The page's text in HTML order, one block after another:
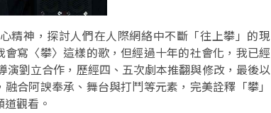
精神，探討人們在人際網絡中不斷「往上攀」的現
寫〈攀〉這樣的歌，但經過十年的社會化，我已經
劉立合作，歷經四、五次劇本推翻與修改，最後以
合阿諛奉承、舞台與打鬥等元素，完美詮釋「攀」
觀看。